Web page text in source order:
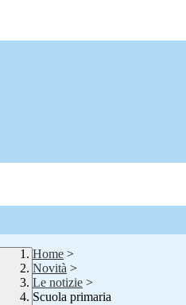
Home >
Novità >
Le notizie >
Scuola primaria